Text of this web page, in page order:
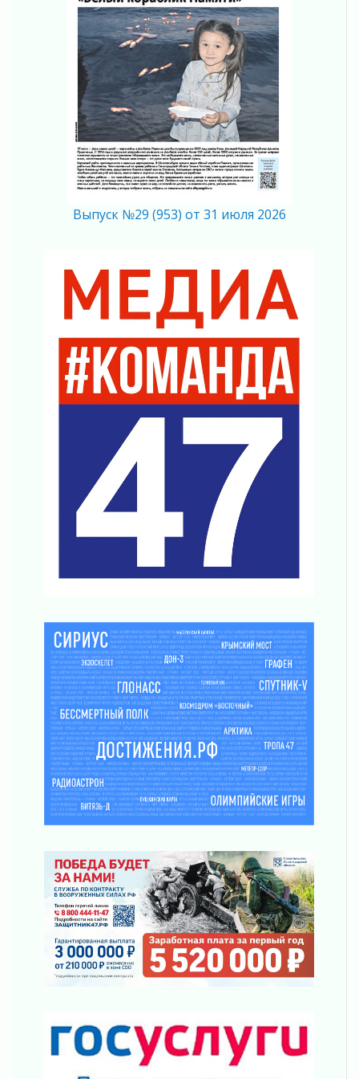
«Корвет» на страже
31 июля 2026
Правила для жизни
31 июля 2026
С рабочим визитом
31 июля 2026
В Шлиссельбурге прошла акция «Белый
кораблик Памяти»
31 июля 2026
Новые возможности для творчества
31 июля 2026
От инженера-создателя к волонтёрам
«Созидателям»
31 июля 2026
Генеральная репетиция векового юбилея
31 июля 2026
Открытое сердце и стремление делать добро
31 июля 2026
Давайте разберемся!
Круглую ригу в Гатчине отреставрируют в
Путешествие к западным рубежам
30 июля 2026
Лаголовская общеобразовательная школа
откроется к концу сентября
30 июля 2026
Комфортное лето: в Ленобласти 30 июля
ожидается теплая и сухая погода
30 июля 2026
Ладожский мост на трассе «Кола» полностью
закроют для движения в ночь на 31 июля
30 июля 2026
Волейболисты из Всеволожского района
представят Ленинградскую область на
всероссийском финале в Москве
30 июля 2026
«Кубок Защитников Отечества» для
30 июля 2026
Заблудившегося пенсионера вывели из леса в
Тосненском районе
30 июля 2026
Редкие птенцы козодоя вылупились во
Всеволожском районе Ленобласти
30 июля 2026
Объявлена продажа инвестиционных паев
29 июля 2026
Пик топливного кризиса в Ленинградской
Выпуск №29 (953) от 31 июля 2026